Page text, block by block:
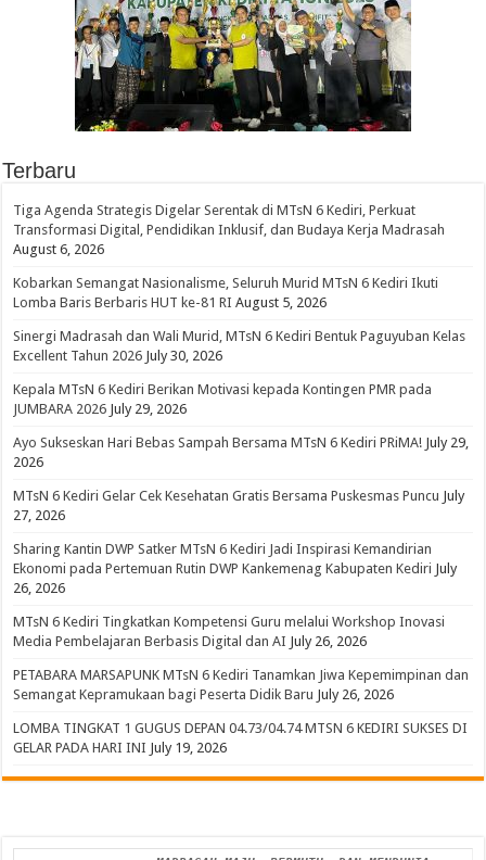
Terbaru
Tiga Agenda Strategis Digelar Serentak di MTsN 6 Kediri, Perkuat
Transformasi Digital, Pendidikan Inklusif, dan Budaya Kerja Madrasah
August 6, 2026
Kobarkan Semangat Nasionalisme, Seluruh Murid MTsN 6 Kediri Ikuti
Lomba Baris Berbaris HUT ke-81 RI August 5, 2026
Sinergi Madrasah dan Wali Murid, MTsN 6 Kediri Bentuk Paguyuban Kelas
Excellent Tahun 2026 July 30, 2026
Kepala MTsN 6 Kediri Berikan Motivasi kepada Kontingen PMR pada
JUMBARA 2026 July 29, 2026
Ayo Sukseskan Hari Bebas Sampah Bersama MTsN 6 Kediri PRiMA! July 29,
2026
MTsN 6 Kediri Gelar Cek Kesehatan Gratis Bersama Puskesmas Puncu July
27, 2026
Sharing Kantin DWP Satker MTsN 6 Kediri Jadi Inspirasi Kemandirian
Ekonomi pada Pertemuan Rutin DWP Kankemenag Kabupaten Kediri July
26, 2026
MTsN 6 Kediri Tingkatkan Kompetensi Guru melalui Workshop Inovasi
Media Pembelajaran Berbasis Digital dan AI July 26, 2026
PETABARA MARSAPUNK MTsN 6 Kediri Tanamkan Jiwa Kepemimpinan dan
Semangat Kepramukaan bagi Peserta Didik Baru July 26, 2026
LOMBA TINGKAT 1 GUGUS DEPAN 04.73/04.74 MTSN 6 KEDIRI SUKSES DI
GELAR PADA HARI INI July 19, 2026